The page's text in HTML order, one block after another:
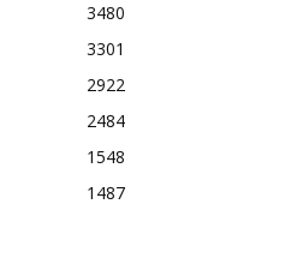
3480
3301
2922
2484
1548
1487